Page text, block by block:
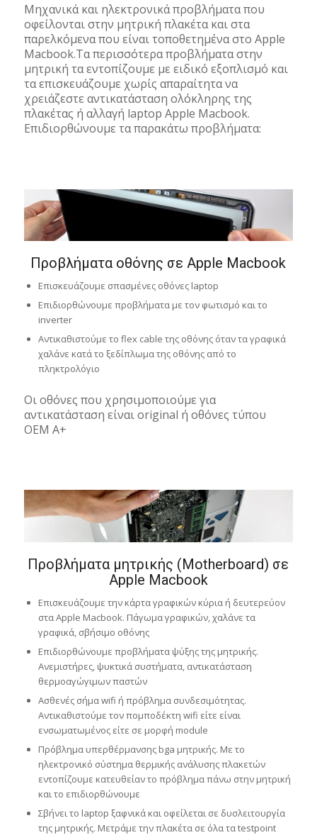
Μηχανικά και ηλεκτρονικά προβλήματα που
οφείλονται στην μητρική πλακέτα και στα
παρελκόμενα που είναι τοποθετημένα στο Apple
Macbook.Τα περισσότερα προβλήματα στην
μητρική τα εντοπίζουμε με ειδικό εξοπλισμό και
τα επισκευάζουμε χωρίς απαραίτητα να
χρειάζεστε αντικατάσταση ολόκληρης της
πλακέτας ή αλλαγή laptop Apple Macbook.
Επιδιορθώνουμε τα παρακάτω προβλήματα:
Προβλήματα οθόνης σε Apple Macbook
Επισκευάζουμε σπασμένες οθόνες laptop
Επιδιορθώνουμε προβλήματα με τον φωτισμό και το
inverter
Αντικαθιστούμε το flex cable της οθόνης όταν τα γραφικά
χαλάνε κατά το ξεδίπλωμα της οθόνης από το
πληκτρολόγιο
Οι οθόνες που χρησιμοποιούμε για
αντικατάσταση είναι original ή οθόνες τύπου
OEM A+
Προβλήματα μητρικής (Motherboard) σε
Apple Macbook
Επισκευάζουμε την κάρτα γραφικών κύρια ή δευτερεύον
στα Apple Macbook. Πάγωμα γραφικών, χαλάνε τα
γραφικά, σβήσιμο οθόνης
Επιδιορθώνουμε προβλήματα ψύξης της μητρικής.
Ανεμιστήρες, ψυκτικά συστήματα, αντικατάσταση
θερμοαγώγιμων παστών
Ασθενές σήμα wifi ή πρόβλημα συνδεσιμότητας.
Αντικαθιστούμε τον πομποδέκτη wifi είτε είναι
ενσωματωμένος είτε σε μορφή module
Πρόβλημα υπερθέρμανσης bga μητρικής. Με το
ηλεκτρονικό σύστημα θερμικής ανάλυσης πλακετών
εντοπίζουμε κατευθείαν το πρόβλημα πάνω στην μητρική
και το επιδιορθώνουμε
Σβήνει το laptop ξαφνικά και οφείλεται σε δυσλειτουργία
της μητρικής. Μετράμε την πλακέτα σε όλα τα testpoint